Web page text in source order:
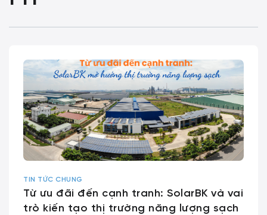
TIN TỨC CHUNG
Từ ưu đãi đến cạnh tranh: SolarBK và vai
trò kiến tạo thị trường năng lượng sạch